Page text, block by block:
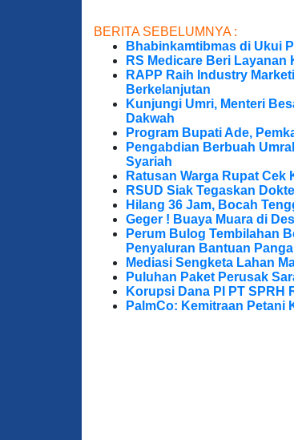
BERITA SEBELUMNYA :
Bhabinkamtibmas di Ukui
RS Medicare Beri
RAPP Raih Industry
Berkelanjutan
Kunjungi Umri, Menteri
Dakwah
Program Bupati Ade,
Pengabdian Berbuah
Syariah
Ratusan Warga Rupat
RSUD Siak Tegaskan
Hilang 36 Jam, Bocah
Geger ! Buaya Muara di
Perum Bulog Tembilahan
Penyaluran Bantuan
Mediasi Sengketa Lahan
Puluhan Paket Perusak
Korupsi Dana PI PT SPRH
PalmCo: Kemitraan Petani